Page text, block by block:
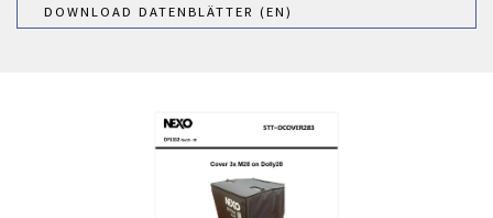
DOWNLOAD DATENBLÄTTER (EN)